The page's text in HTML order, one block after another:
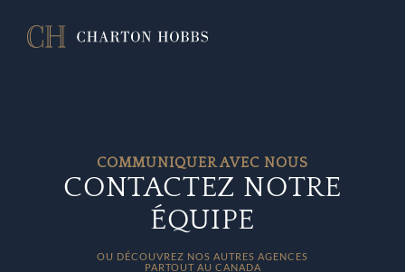
COMMUNIQUER AVEC NOUS
CONTACTEZ NOTRE
ÉQUIPE
OU DÉCOUVREZ NOS AUTRES AGENCES
PARTOUT AU CANADA